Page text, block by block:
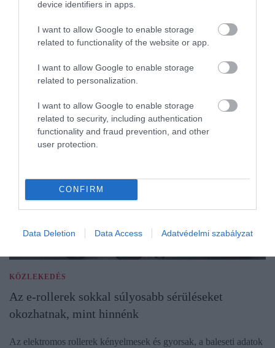
device identifiers in apps.
I want to allow Google to enable storage
related to functionality of the website or app.
I want to allow Google to enable storage
related to personalization.
I want to allow Google to enable storage
related to security, including authentication
functionality and fraud prevention, and other
user protection.
CONFIRM
Data Deletion Data Access Adatvédelmi szabályzat
KÖZLEKEDÉS
Az e-rollerek sokkal súlyosabb sérüléseket
okozhatnak, mint hinnénk
Az elektromos rollerek kényelmesek és gyorsak, a baleseti adatok